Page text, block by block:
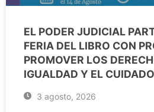
EL PODER JUDICIAL
FERIA DEL LIBRO CON
PROMOVER LOS
IGUALDAD Y EL
3 agosto, 2026